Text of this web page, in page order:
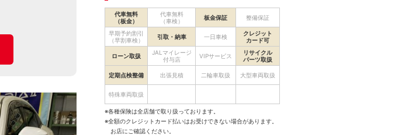
代車無料
（板金）
代車無料
（車検）
板金保証 整備保証
早期予約割引
（早割車検）
引取・納車 一日車検
クレジット
カード可
ローン取扱
JALマイレージ
付与店
VIPサービス
リサイクル
パーツ取扱
定期点検整備 出張見積 二輪車取扱 大型車両取扱
特殊車両取扱
※各種保険は全店舗で取り扱っております。
※全額のクレジットカード払いはお受けできない場合があります。
お店にご確認ください。